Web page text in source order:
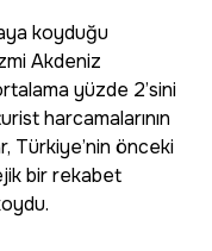
koyduğu
Akdeniz
yüzde 2’sini
harcamalarının
Türkiye’nin önceki
bir rekabet